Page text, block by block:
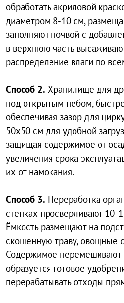
обработать акриловой
диаметром 8-10 см,
заполняют почвой с
в верхнюю часть
распределение влаги по
Способ 2. Хранилище для
под открытым небом,
обеспечивая зазор для
50х50 см для удобной
защищая содержимое от
увеличения срока
их от намокания.
Способ 3. Переработка
стенках просверливают 10-
Ёмкость размещают на
скошенную траву, овощные
Содержимое перемешивают
образуется готовое
перерабатывать отходы